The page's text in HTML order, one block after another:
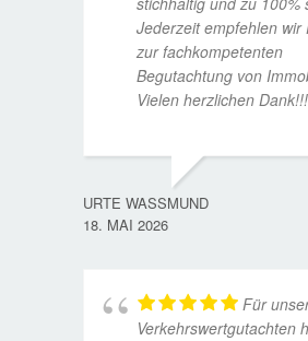
Jederzeit empfehlen wir
zur fachkompetenten
Begutachtung von
Vielen herzlichen Dank!!!
URTE WASSMUND
18. MAI 2026
Für
Verkehrswertgutachten